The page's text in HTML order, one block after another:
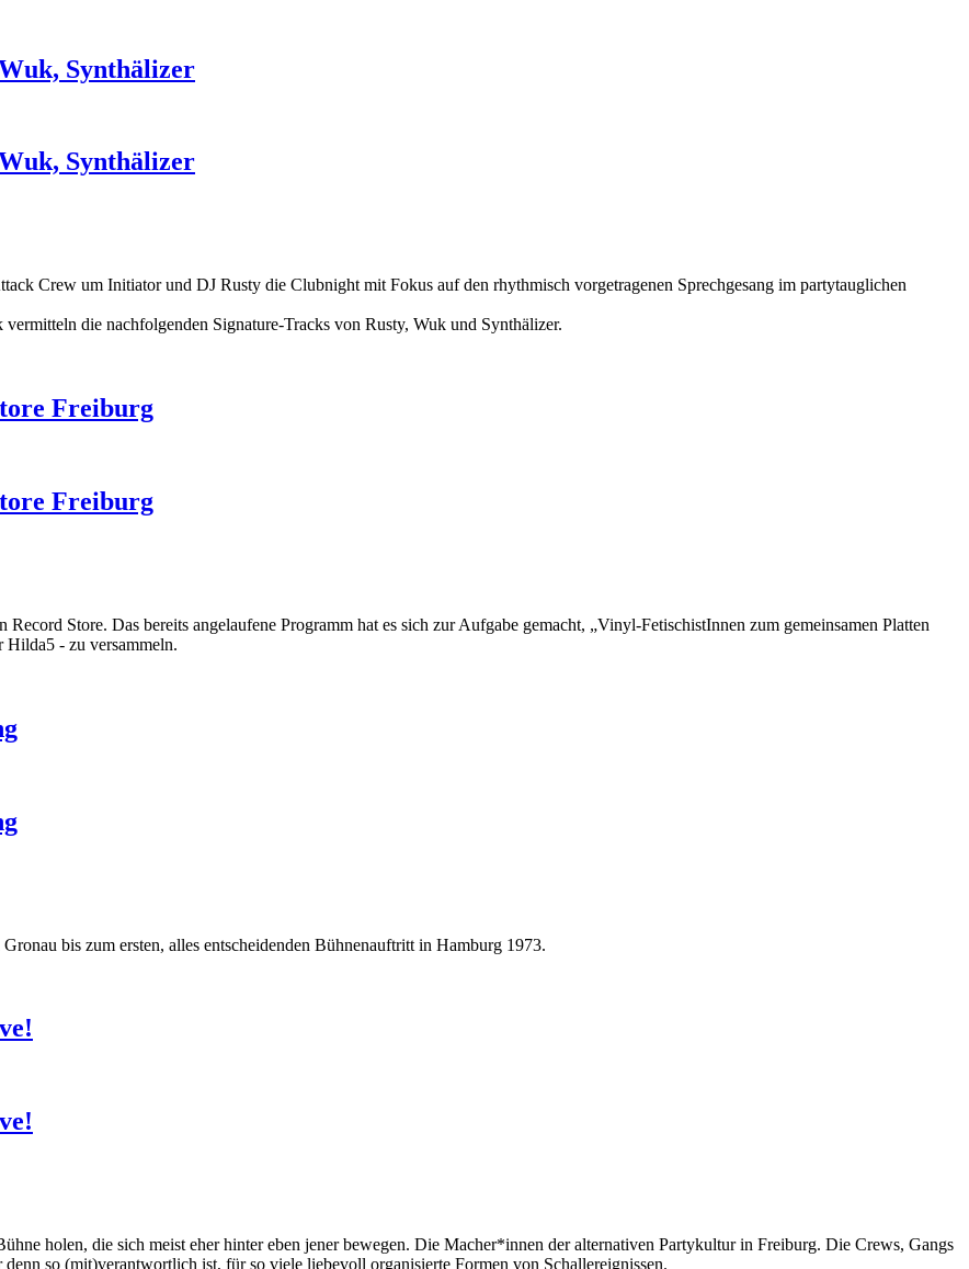
Synthälizer
Synthälizer
Crew um Initiator und DJ Rusty die Clubnight mit Fokus auf den rhythmisch vorgetragenen Sprechgesang im partytauglichen
die nachfolgenden Signature-Tracks von Rusty, Wuk und Synthälizer.
Freiburg
Freiburg
Store. Das bereits angelaufene Programm hat es sich zur Aufgabe gemacht, „Vinyl-FetischistInnen zum gemeinsamen Platten
Hilda5 - zu versammeln.
bis zum ersten, alles entscheidenden Bühnenauftritt in Hamburg 1973.
holen, die sich meist eher hinter eben jener bewegen. Die Macher*innen der alternativen Partykultur in Freiburg. Die Crews, Gangs
so (mit)verantwortlich ist, für so viele liebevoll organisierte Formen von Schallereignissen.